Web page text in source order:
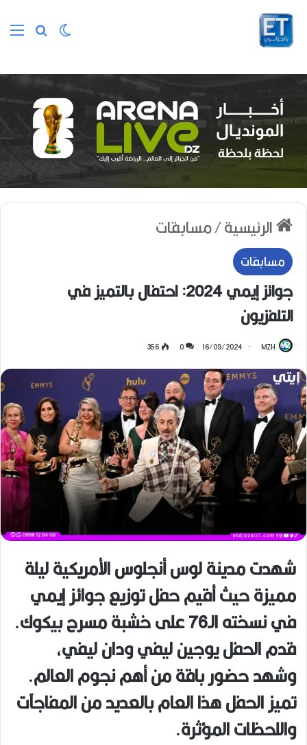
بحث عن
الوضع المظلم
الرئيسية/مسابقات
مسابقات
جوائز إيمي 2024: احتفال بالتميز في
التلفزيون
MZH
16/09/2024
0
356
شهدت مدينة لوس أنجلوس الأمريكية ليلة
مميزة حيث أقيم حفل توزيع جوائز إيمي
في نسخته الـ76 على خشبة مسرح بيكوك.
قدم الحفل يوجين ليفي ودان ليفي،
وشهد حضور باقة من أهم نجوم العالم.
تميز الحفل هذا العام بالعديد من المفاجآت
واللحظات المؤثرة.